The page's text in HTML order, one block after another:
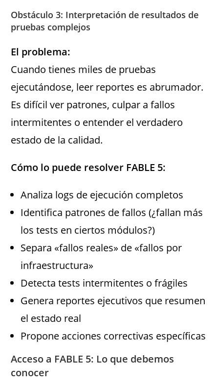
Obstáculo 3: Interpretación de resultados de
pruebas complejos
El problema:
Cuando tienes miles de pruebas
ejecutándose, leer reportes es abrumador.
Es difícil ver patrones, culpar a fallos
intermitentes o entender el verdadero
estado de la calidad.
Cómo lo puede resolver FABLE 5:
Analiza logs de ejecución completos
Identifica patrones de fallos (¿fallan más
los tests en ciertos módulos?)
Separa «fallos reales» de «fallos por
infraestructura»
Detecta tests intermitentes o frágiles
Genera reportes ejecutivos que resumen
el estado real
Propone acciones correctivas específicas
Acceso a FABLE 5: Lo que debemos
conocer